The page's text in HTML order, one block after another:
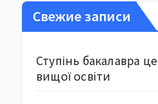
Свежие записи
Ступінь бакалавра
вищої освіти